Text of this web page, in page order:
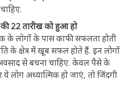
22 तारीख को हुआ हो
लोगों के पास काफी सफलता होती
के क्षेत्र में खूब सफल होते हैं. इन लोगों
से बचना चाहिए. केवल पैसे के
लोग अध्यात्मिक हो जाएं, तो जिंदगी